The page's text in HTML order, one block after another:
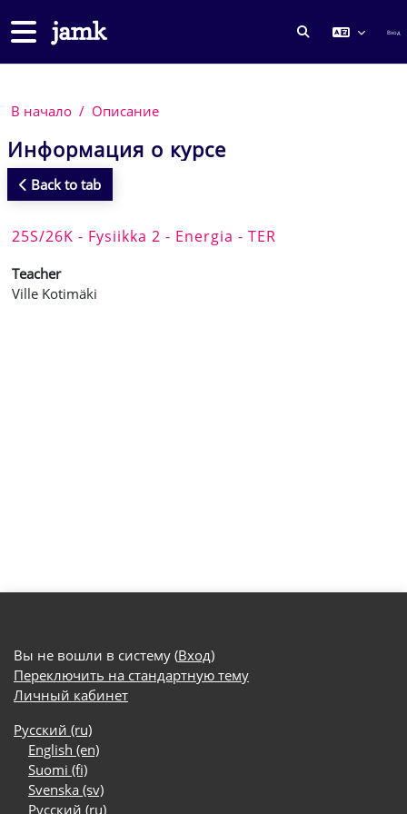
Боковая панель
ИЗМЕНИТЬ Вход
В начало Описание
Информация о курсе
Back to tab
25S/26K - Fysiikka 2 - Energia - TER
Teacher
Ville Kotimäki
Вы не вошли в систему (Вход)
Переключить на стандартную тему
Личный кабинет
Русский ‎(ru)‎
English ‎(en)‎
Suomi ‎(fi)‎
Svenska ‎(sv)‎
Русский ‎(ru)‎